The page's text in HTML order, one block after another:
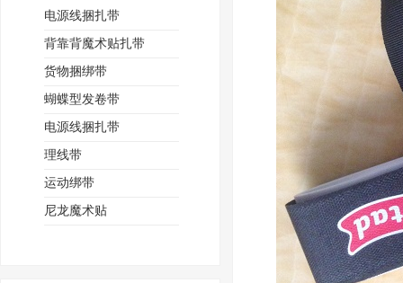
电源线捆扎带
背靠背魔术贴扎带
货物捆绑带
蝴蝶型发卷带
电源线捆扎带
理线带
运动绑带
尼龙魔术贴